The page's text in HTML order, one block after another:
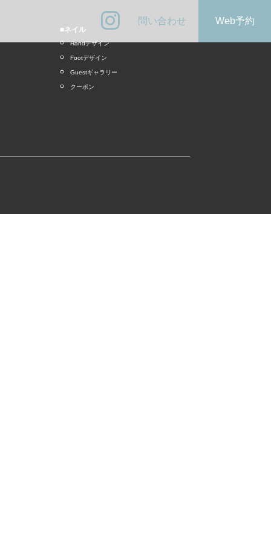
問い合わせ Web予約
■ネイル
Handデザイン
Footデザイン
Guestギャラリー
クーポン